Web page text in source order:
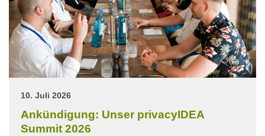
10. Juli 2026
Ankündigung: Unser privacyIDEA
Summit 2026